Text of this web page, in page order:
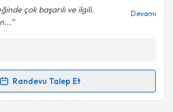
işlenmesine ilişkin
işlenmesini kabul ediyorum.
çok başarılı ve ilgili.
Devamı
Randevu Talep Et
Talebi